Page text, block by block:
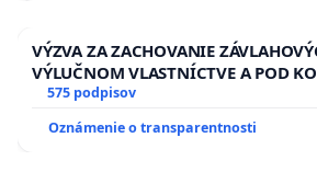
VÝZVA ZA ZACHOVANIE
VÝLUČNOM VLASTNÍCTVE A POD
SLOVENSKEJ REPUBLIKY & žiadosť
zanedbaného stavu závlahových a
kanálov na Slovensku
575 podpisov
Oznámenie o transparentnosti